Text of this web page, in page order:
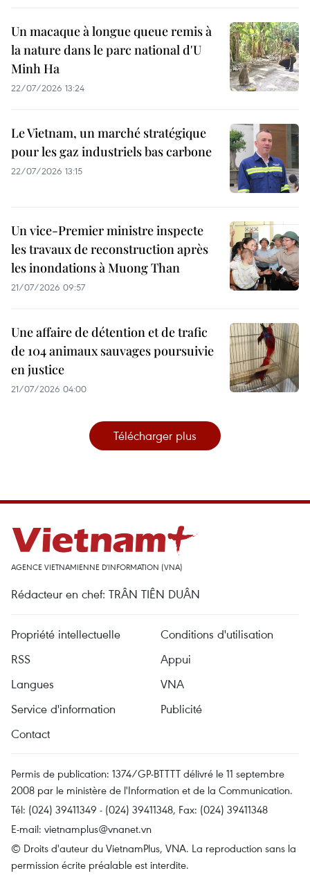
Un macaque à longue queue remis à
la nature dans le parc national d'U
Minh Ha
22/07/2026 13:24
Le Vietnam, un marché stratégique
pour les gaz industriels bas carbone
22/07/2026 13:15
Un vice-Premier ministre inspecte
les travaux de reconstruction après
les inondations à Muong Than
21/07/2026 09:57
Une affaire de détention et de trafic
de 104 animaux sauvages poursuivie
en justice
21/07/2026 04:00
Télécharger plus
AGENCE VIETNAMIENNE D'INFORMATION (VNA)
Rédacteur en chef: TRÂN TIÊN DUÂN
Propriété intellectuelle
Conditions d'utilisation
RSS
Appui
Langues
VNA
Service d'information
Publicité
Contact
Permis de publication: 1374/GP-BTTTT délivré le 11 septembre
2008 par le ministère de l'Information et de la Communication.
Tél: (024) 39411349 - (024) 39411348, Fax: (024) 39411348
E-mail: vietnamplus@vnanet.vn
© Droits d'auteur du VietnamPlus, VNA. La reproduction sans la
permission écrite préalable est interdite.